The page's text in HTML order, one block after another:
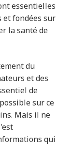
essentielles
et fondées sur
la santé de
du
et des
de
sur ce
Mais il ne
qui